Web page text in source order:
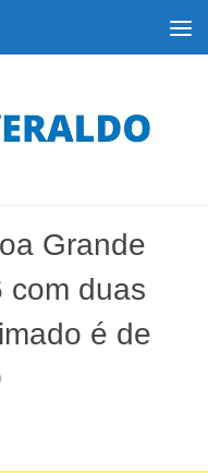
Grande
com duas
é de